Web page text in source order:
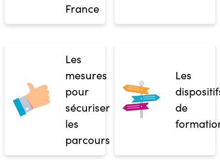
France
Les
mesures
pour
sécuriser
les
parcours
Les
de